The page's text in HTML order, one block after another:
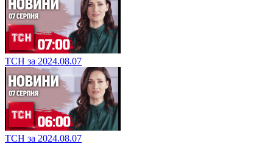
ТСН за 2024.08.07
ТСН за 2024.08.07